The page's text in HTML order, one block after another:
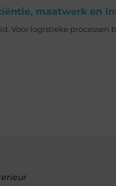
maatwerk en
Voor logistieke processen